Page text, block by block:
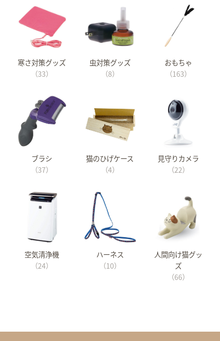
寒さ対策グッズ
（33）
虫対策グッズ
（8）
おもちゃ
（163）
ブラシ
（37）
猫のひげケース
（4）
見守りカメラ
（22）
空気清浄機
（24）
ハーネス
（10）
人間向け猫グッ
ズ
（66）